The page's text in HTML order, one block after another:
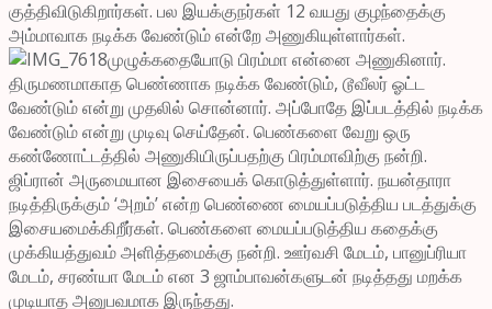
குத்திவிடுகிறார்கள். பல இயக்குநர்கள் 12 வயது குழந்தைக்கு
அம்மாவாக நடிக்க வேண்டும் என்றே அணுகியுள்ளார்கள்.
முழுக்கதையோடு பிரம்மா என்னை அணுகினார்.
திருமணமாகாத பெண்ணாக நடிக்க வேண்டும், டூவீலர் ஓட்ட
வேண்டும் என்று முதலில் சொன்னார். அப்போதே இப்படத்தில் நடிக்க
வேண்டும் என்று முடிவு செய்தேன். பெண்களை வேறு ஒரு
கண்ணோட்டத்தில் அணுகியிருப்பதற்கு பிரம்மாவிற்கு நன்றி.
ஜிப்ரான் அருமையான இசையைக் கொடுத்துள்ளார். நயன்தாரா
நடித்திருக்கும் ‘அறம்’ என்ற பெண்ணை மையப்படுத்திய படத்துக்கு
இசையமைக்கிறீர்கள். பெண்களை மையப்படுத்திய கதைக்கு
முக்கியத்துவம் அளித்தமைக்கு நன்றி. ஊர்வசி மேடம், பானுப்ரியா
மேடம், சரண்யா மேடம் என 3 ஜாம்பாவன்களுடன் நடித்தது மறக்க
முடியாத அனுபவமாக இருந்தது.